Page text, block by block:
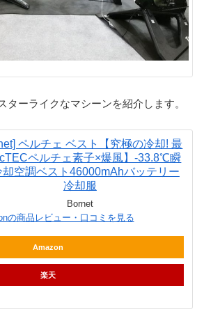
ターライクなマシーンを紹介します。
ペルチェ ベスト【究極の冷却! 最
ペルチェ素子×爆風】-33.8℃瞬
却空調ベスト46000mAhバッテリー
冷却服
Bornet
の商品レビュー・口コミを見る
Amazon
楽天